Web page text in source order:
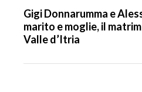
Gigi Donnarumma e
marito e moglie, il
Valle d’Itria